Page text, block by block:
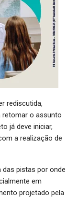
rediscutida,
retomar o assunto
já deve iniciar,
a realização de
das pistas por onde
em
projetado pela